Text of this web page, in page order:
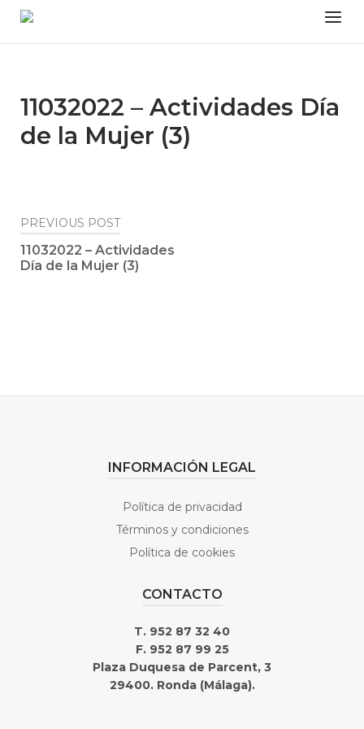
Skip
Menu
11032022 – Actividades Día
de la Mujer (3)
Post
navigation
PREVIOUS POST
11032022 – Actividades
Día de la Mujer (3)
INFORMACIÓN LEGAL
Política de privacidad
Términos y condiciones
Política de cookies
CONTACTO
T. 952 87 32 40
F. 952 87 99 25
Plaza Duquesa de Parcent, 3
29400. Ronda (Málaga).